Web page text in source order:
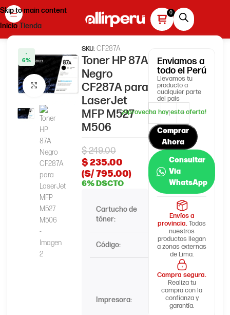
Skip to main content
Inicio Tienda
-
6%
Haga clic para ampliar
SKU:CF287A
Toner HP 87A
Negro
CF287A para
LaserJet
MFP M527
M506
$249.00
$235.00
(S/ 795.00)
6% DSCTO
Cartucho de
tóner:
HP 87A
Código: CF287A
Impresora:
HP
LaserJet
Enterprise
Flow MFP
Enviamos a
todo el Perú
Llevamos tu
producto a
cualquier parte
del país
Comprar
Ahora
Consultar
Via
WhatsApp
Envíos a
provincia.Todos
nuestros
productos llegan
a zonas externas
de Lima.
Compra segura.
Realiza tu
compra con la
confianza y
garantía.